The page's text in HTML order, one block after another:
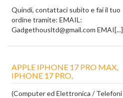
Quindi, contattaci subito e fai il tuo
ordine tramite: EMAIL:
Gadgethousltd@gmail.com EMAI[...]
APPLE IPHONE 17 PRO MAX,
IPHONE 17 PRO,
(Computer ed Elettronica / Telefoni